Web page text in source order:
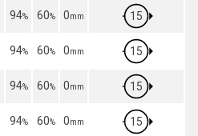
94% 60% 0mm 15
94% 60% 0mm 15
94% 60% 0mm 15
94% 60% 0mm 15